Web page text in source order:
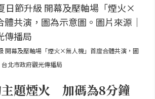
開幕及壓軸場「煙火×無人機」首度合體共演，圖
北市政府觀光傳播局
題煙火 加碼為8分鐘